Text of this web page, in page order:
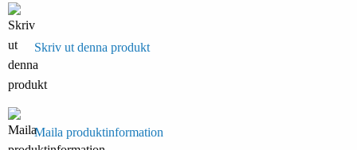
Skriv ut denna produkt
Maila produktinformation